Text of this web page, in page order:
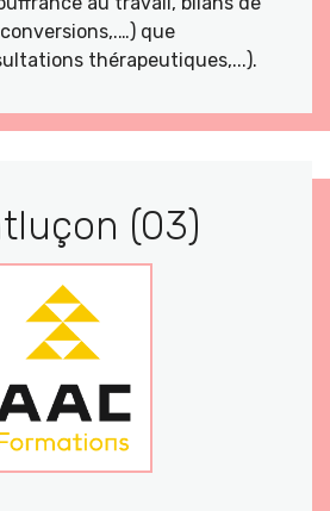
que
thérapeutiques,...).
(03)